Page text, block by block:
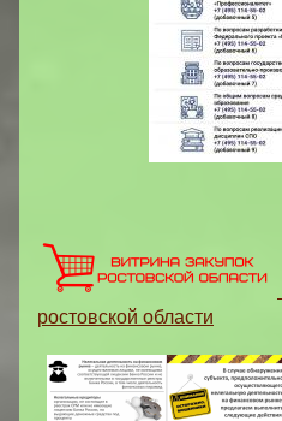
ростовской области